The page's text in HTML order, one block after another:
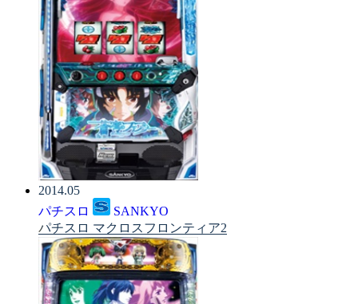
2014.05
パチスロ
SANKYO
パチスロ マクロスフロンティア2